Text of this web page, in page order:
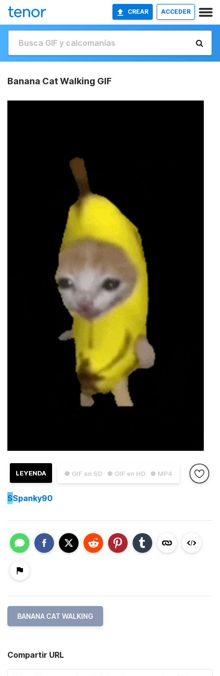
CREAR ACCEDER
Banana Cat Walking GIF
● GIF en SD ● GIF en HD ● MP4
LEYENDA
SSpanky90
BANANA CAT WALKING
Compartir URL